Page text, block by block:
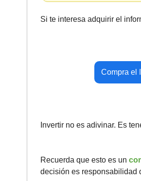
Si te interesa adquirir el
Compra el
Invertir no es adivinar. Es
Recuerda que esto es un
decisión es responsabilidad